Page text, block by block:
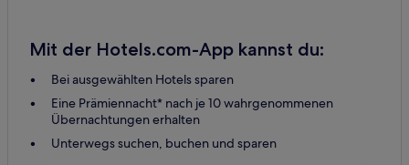
Mit der Hotels.com-App kannst du:
Bei ausgewählten Hotels sparen
Eine Prämiennacht* nach je 10 wahrgenommenen
Übernachtungen erhalten
Unterwegs suchen, buchen und sparen